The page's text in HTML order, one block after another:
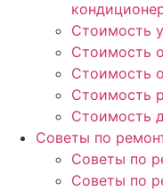
Стоимость
Стоимость
Стоимость
Стоимость
Стоимость
Советы по
Советы по
Советы по